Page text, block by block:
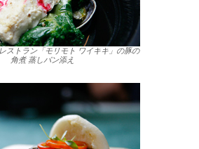
ストラン「モリモト ワイキキ」の豚の
角煮 蒸しパン添え